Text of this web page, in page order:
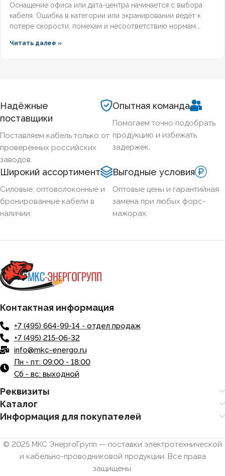
Оснащение офиса или дата-центра начинается с выбора
кабеля. Ошибка в категории или экранировании ведёт к
потере скорости, помехам и несоответствию нормам.
какие категории поддерживает гигабит и 10G, и как
Читать далее »
Надёжные
поставщики
Поставляем кабель только от
проверенных российских
заводов.
Опытная команда
Помогаем точно подобрать
продукцию и избежать
задержек.
Широкий ассортимент
Силовые, оптоволоконные и
бронированные кабели в
наличии.
Выгодные условия
Оптовые цены и гарантийная
замена при любых форс-
мажорах.
Контактная информация
+7 (495) 664-99-14 - отдел продаж
+7 (495) 215-06-32
info@mkc-energo.ru
Пн - пт: 09:00 - 18:00
Сб - вс: выходной
Реквизиты
Каталог
Информация для покупателей
© 2025 МКС ЭнергоГрупп — поставки электротехнической
и кабельно-проводниковой продукции. Все права
защищены.